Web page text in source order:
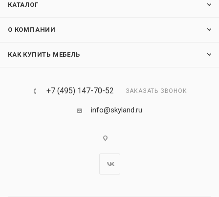
КАТАЛОГ
О КОМПАНИИ
КАК КУПИТЬ МЕБЕЛЬ
+7 (495) 147-70-52 ЗАКАЗАТЬ ЗВОНОК
info@skyland.ru